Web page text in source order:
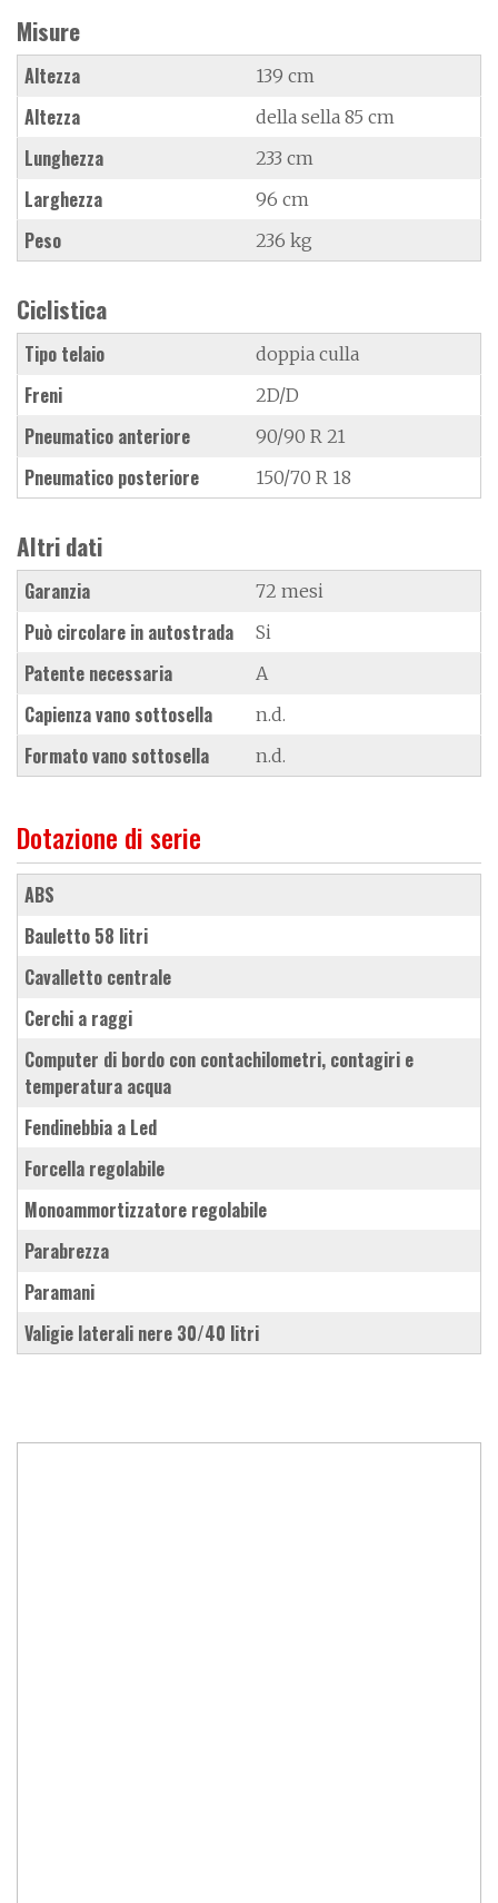
Misure
Altezza 139 cm
Altezza della sella 85 cm
Lunghezza 233 cm
Larghezza 96 cm
Peso 236 kg
Ciclistica
Tipo telaio doppia culla
Freni 2D/D
Pneumatico anteriore 90/90 R 21
Pneumatico posteriore 150/70 R 18
Altri dati
Garanzia 72 mesi
Può circolare in autostrada Si
Patente necessaria A
Capienza vano sottosella n.d.
Formato vano sottosella n.d.
Dotazione di serie
ABS
bauletto 58 litri
cavalletto centrale
cerchi a raggi
computer di bordo con contachilometri, contagiri e
temperatura acqua
fendinebbia a Led
forcella regolabile
monoammortizzatore regolabile
parabrezza
paramani
valigie laterali nere 30/40 litri